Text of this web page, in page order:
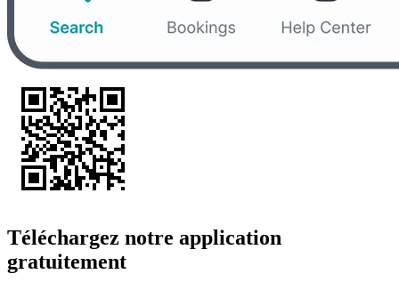
Téléchargez notre application
gratuitement